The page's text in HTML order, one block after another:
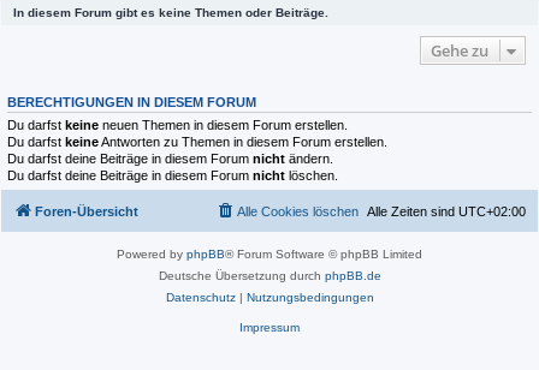
In diesem Forum gibt es keine Themen oder Beiträge.
Gehe zu
BERECHTIGUNGEN IN DIESEM FORUM
Du darfst keine neuen Themen in diesem Forum erstellen.
Du darfst keineAntworten zu Themen in diesem Forum erstellen.
Du darfst deine Beiträge in diesem Forum nicht ändern.
Du darfst deine Beiträge in diesem Forum nicht löschen.
Foren-Übersicht Alle Zeiten sind UTC+02:00
Alle Cookies löschen
Powered by phpBB® Forum Software © phpBB Limited
Deutsche Übersetzung durch phpBB.de
Datenschutz| Nutzungsbedingungen
Impressum